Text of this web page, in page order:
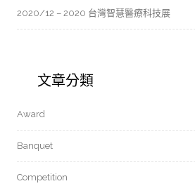
2020/12 – 2020 台灣智慧醫療科技展
文章分類
Award
Banquet
Competition